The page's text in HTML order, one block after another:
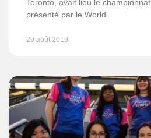
Toronto, avait lieu le
présenté par le World
29 août 2019